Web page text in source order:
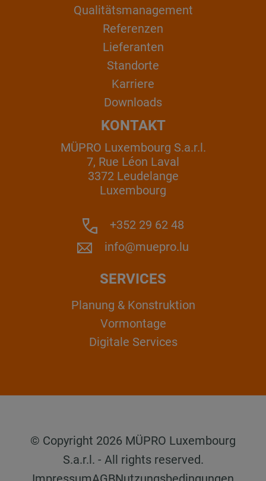
Qualitätsmanagement
Referenzen
Lieferanten
Standorte
Karriere
Downloads
KONTAKT
MÜPRO Luxembourg S.a.r.l.
7, Rue Léon Laval
3372 Leudelange
Luxembourg
+352 29 62 48
info@muepro.lu
SERVICES
Planung & Konstruktion
Vormontage
Digitale Services
© Copyright 2026 MÜPRO Luxembourg
S.a.r.l. - All rights reserved.